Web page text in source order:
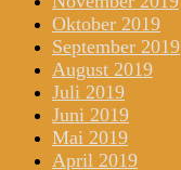
Oktober 2019
September 2019
August 2019
Juli 2019
Juni 2019
Mai 2019
April 2019